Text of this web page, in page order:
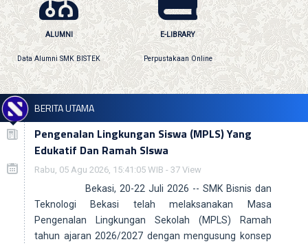
ALUMNI
Data Alumni SMK BISTEK
E-LIBRARY
Perpustakaan Online
AI SMK BISTEK BEKASI Berbasis Elektronik
BERITA UTAMA
Pengenalan Lingkungan Siswa (MPLS) Yang
Edukatif Dan Ramah SIswa
Rabu, 05 Agu 2026, 15:41:05 WIB - 37 View
Bekasi, 20-22 Juli 2026 -- SMK Bisnis dan
Teknologi Bekasi telah melaksanakan Masa
Pengenalan Lingkungan Sekolah (MPLS) Ramah
tahun ajaran 2026/2027 dengan mengusung konsep